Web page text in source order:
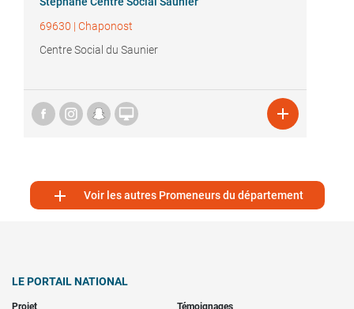
69630 | Chaponost
Centre Social du Saunier
 
 Voir les autres Promeneurs du département
LE PORTAIL NATIONAL